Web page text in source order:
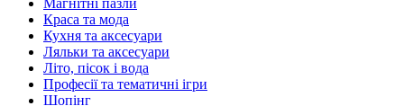
Магнітні пазли
Краса та мода
Кухня та аксесуари
Ляльки та аксесуари
Літо, пісок і вода
Професії та тематичні ігри
Шопінг